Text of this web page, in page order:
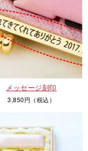
メッセージ刻印
3,850円（税込）